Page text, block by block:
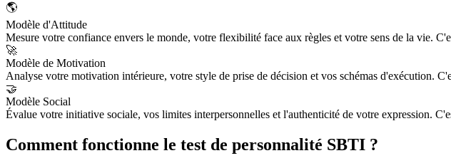
🌎
Modèle d'Attitude
Mesure votre confiance envers le monde, votre flexibilité face aux règles et votre sens de la vie.
🚀
Modèle de Motivation
Analyse votre motivation intérieure, votre style de prise de décision et vos schémas d'exécution.
🤝
Modèle Social
Évalue votre initiative sociale, vos limites interpersonnelles et l'authenticité de votre expression.
Comment fonctionne le test de personnalité SBTI ?